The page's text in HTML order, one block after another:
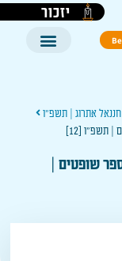
יזכור
אתרוג | תשפ"ו
[12]
שופטים |